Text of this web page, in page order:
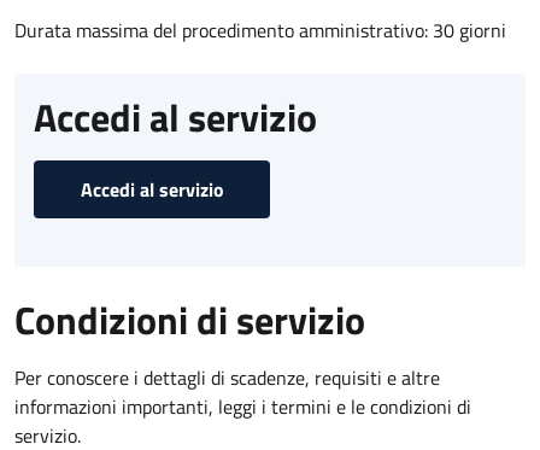
Durata massima del procedimento amministrativo: 30 giorni
Accedi al servizio
Accedi al servizio
Condizioni di servizio
Per conoscere i dettagli di scadenze, requisiti e altre
informazioni importanti, leggi i termini e le condizioni di
servizio.